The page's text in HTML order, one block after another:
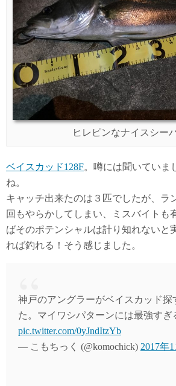
ヒレピンなナイスシー
ベイスカッド128F。噂には聞いていま
ね。
キャッチ出来たのは３匹でしたが、ラ
回もやらかしてしまい、ミスバイトも
ばそのポテンシャルは計り知れないと
れば釣れる！そう感じました。
神戸のアングラーがベイスカッド探
た。マイワシパターンには最強すぎ
pic.twitter.com/0yJndItzYb
— こもちっく (@komochick) 2017年